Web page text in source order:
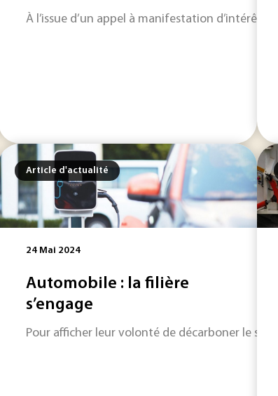
de lithium dans l’Allier devrait être
À l’issue d’un appel à manifestation d’intérêt,
au niveau de l’équipement de
Article d'actualité
24 Mai 2024
Automobile : la filière
s’engage
Pour afficher leur volonté de décarboner le